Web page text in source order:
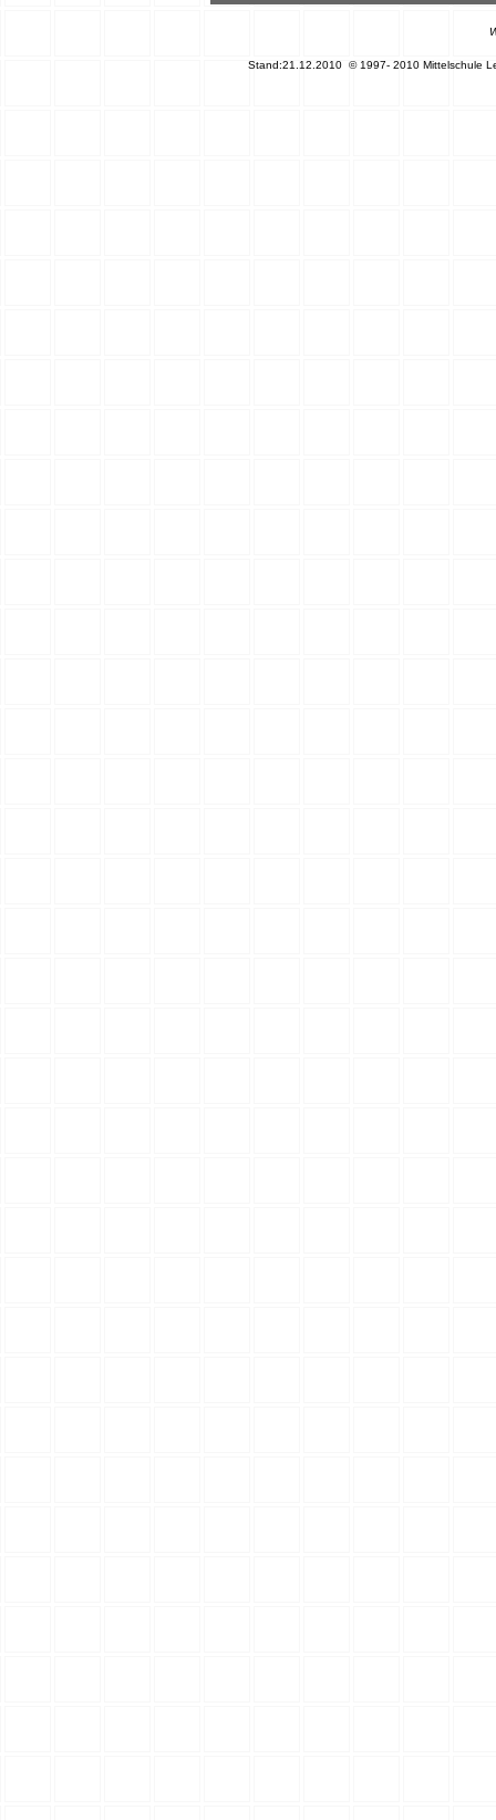
Stand:21.12.2010 © 1997- 2010 Mittelschule